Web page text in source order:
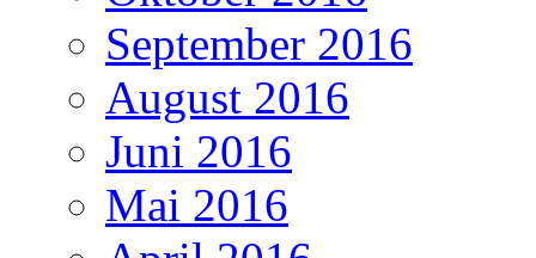
September 2016
August 2016
Juni 2016
Mai 2016